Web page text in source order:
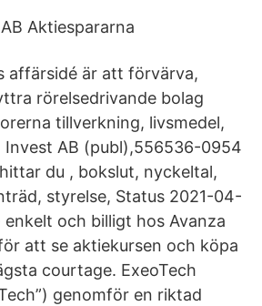
Aktiespararna
affärsidé är att förvärva,
rörelsedrivande bolag
tillverkning, livsmedel,
Invest AB (publ),556536-0954
du , bokslut, nyckeltal,
styrelse, Status 2021-04-
enkelt och billigt hos Avanza
att se aktiekursen och köpa
courtage. ExeoTech
genomför en riktad